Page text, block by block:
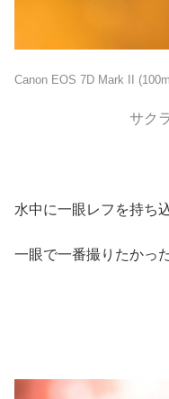
Canon EOS 7D Mark II
サク
水中に一眼レフを持ち
一眼で一番撮りたかっ